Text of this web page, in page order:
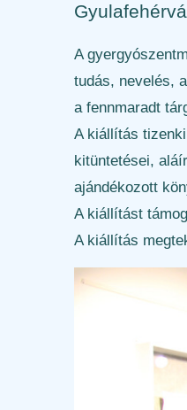
A
tudás, nevelés,
a fennmaradt
A kiállítás
kitüntetései,
ajándékozott
A kiállítást
A kiállítás